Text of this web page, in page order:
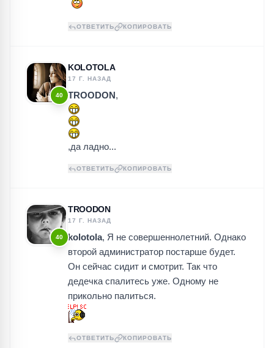
ОТВЕТИТЬ КОПИРОВАТЬ
40
KOLOTOLA
17 Г. НАЗАД
TROODON,
,да ладно...
ОТВЕТИТЬ КОПИРОВАТЬ
40
TROODON
17 Г. НАЗАД
kolotola, Я не совершеннолетний. Однако
второй администратор постарше будет.
Он сейчас сидит и смотрит. Так что
дедечка спалитесь уже. Одному не
прикольно палиться.
ОТВЕТИТЬ КОПИРОВАТЬ